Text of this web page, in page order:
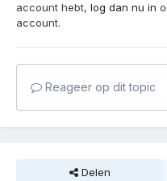
account hebt, log dan nu in
account.
Reageer op dit topic
Delen